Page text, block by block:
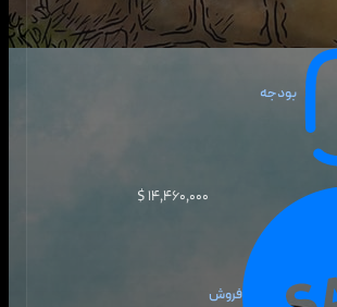
بودجه
فروش
۱۴٬۴۶۰٬۰۰۰ $